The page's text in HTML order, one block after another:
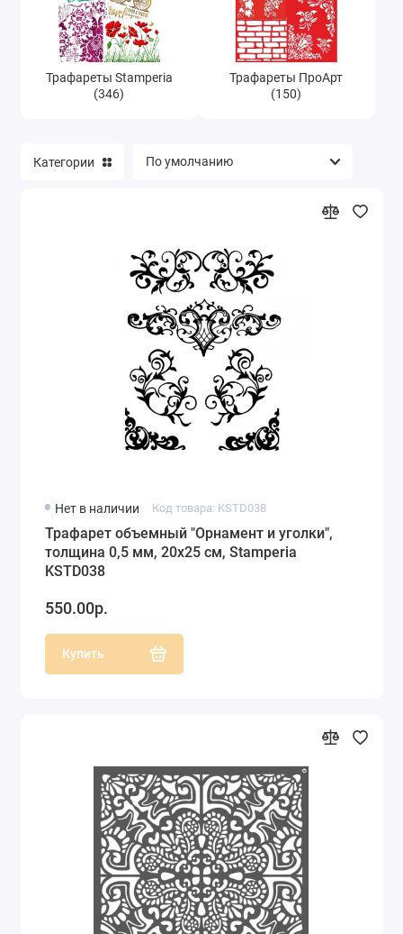
Трафареты Stamperia
(346)
Трафареты ПроАрт
(150)
Категории
Нет в наличии Код товара: KSTD038
Трафарет объемный "Орнамент и уголки",
толщина 0,5 мм, 20х25 см, Stamperia
KSTD038
550.00р.
Купить